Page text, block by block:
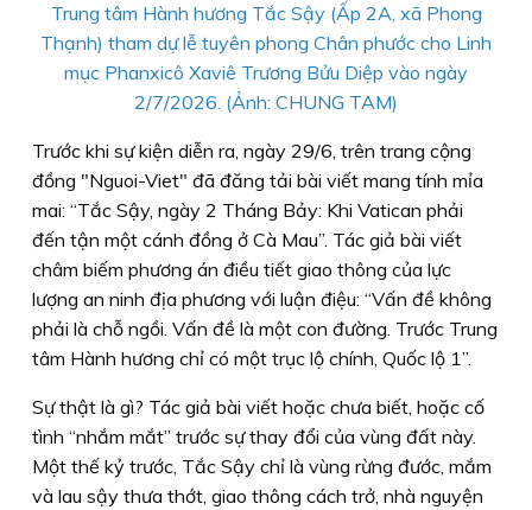
Trung tâm Hành hương Tắc Sậy (Ấp 2A, xã Phong
Thạnh) tham dự lễ tuyên phong Chân phước cho Linh
mục Phanxicô Xaviê Trương Bửu Diệp vào ngày
2/7/2026. (Ảnh: CHUNG TAM)
Trước khi sự kiện diễn ra, ngày 29/6, trên trang cộng
đồng "Nguoi-Viet" đã đăng tải bài viết mang tính mỉa
mai: “Tắc Sậy, ngày 2 Tháng Bảy: Khi Vatican phải
đến tận một cánh đồng ở Cà Mau”. Tác giả bài viết
châm biếm phương án điều tiết giao thông của lực
lượng an ninh địa phương với luận điệu: “Vấn đề không
phải là chỗ ngồi. Vấn đề là một con đường. Trước Trung
tâm Hành hương chỉ có một trục lộ chính, Quốc lộ 1”.
Sự thật là gì? Tác giả bài viết hoặc chưa biết, hoặc cố
tình “nhắm mắt” trước sự thay đổi của vùng đất này.
Một thế kỷ trước, Tắc Sậy chỉ là vùng rừng đước, mắm
và lau sậy thưa thớt, giao thông cách trở, nhà nguyện